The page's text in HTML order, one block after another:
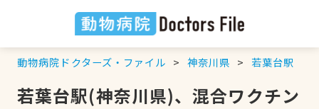
動物病院ドクターズ・ファイル 神奈川県 若葉台駅
若葉台駅(神奈川県)、混合ワクチン